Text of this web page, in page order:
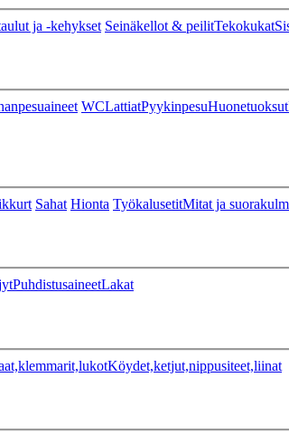
ja -kehykset Seinäkellot & peilitTekokukat
WCLattiatPyykinpesuHuonetuoksut
Sahat Hionta TyökalusetitMitat ja
PuhdistusaineetLakat
Köydet,ketjut,nippusiteet,liinat